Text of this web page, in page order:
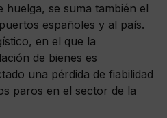
huelga, se suma también el
españoles y al país.
en el que la
de bienes es
una pérdida de fiabilidad
paros en el sector de la